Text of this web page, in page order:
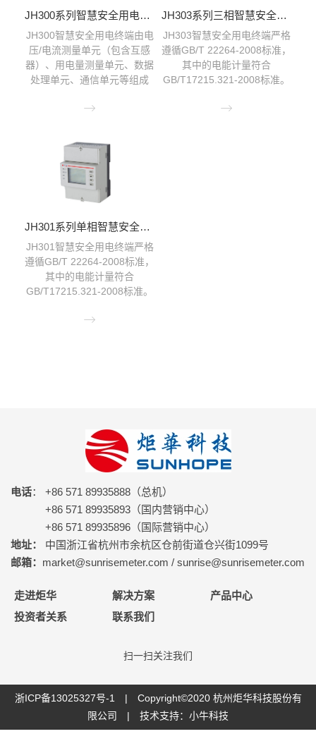
JH300系列智慧安全用电终端(面板)
JH300智慧安全用电终端由电
压/电流测量单元（包含互感
器）、用电量测量单元、数据
处理单元、通信单元等组成

JH303系列三相智慧安全用电终端(导轨)
JH303智慧安全用电终端严格
遵循GB/T 22264-2008标准，
其中的电能计量符合
GB/T17215.321-2008标准。

JH301系列单相智慧安全用电终端（导轨）
JH301智慧安全用电终端严格
遵循GB/T 22264-2008标准，
其中的电能计量符合
GB/T17215.321-2008标准。

电话： +86 571 89935888（总机）
+86 571 89935893（国内营销中心）
+86 571 89935896（国际营销中心）
地址：
中国浙江省杭州市余杭区仓前街道仓兴街1099号
邮箱： market@sunrisemeter.com / sunrise@sunrisemeter.com
走进炬华 解决方案
产品中心
投资者关系
联系我们
扫一扫关注我们
浙ICP备13025327号-1
| Copyright©2020 杭州炬华科技股份有
限公司 | 技术支持： 小牛科技